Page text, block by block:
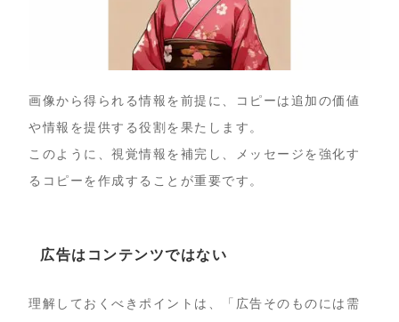
画像から得られる情報を前提に、コピーは追加の価値
や情報を提供する役割を果たします。
このように、視覚情報を補完し、メッセージを強化す
るコピーを作成することが重要です。
広告はコンテンツではない
理解しておくべきポイントは、「広告そのものには需